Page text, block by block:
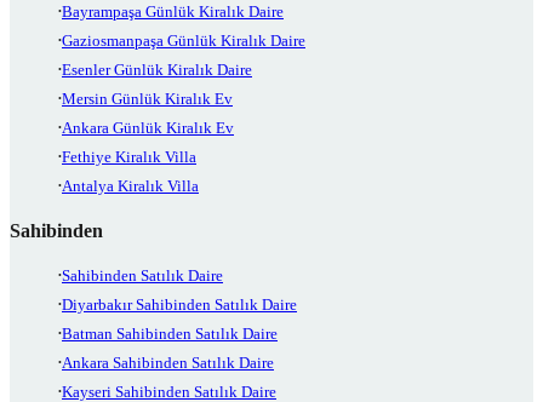
Bayrampaşa Günlük Kiralık Daire
Gaziosmanpaşa Günlük Kiralık Daire
Esenler Günlük Kiralık Daire
Mersin Günlük Kiralık Ev
Ankara Günlük Kiralık Ev
Fethiye Kiralık Villa
Antalya Kiralık Villa
Sahibinden
Sahibinden Satılık Daire
Diyarbakır Sahibinden Satılık Daire
Batman Sahibinden Satılık Daire
Ankara Sahibinden Satılık Daire
Kayseri Sahibinden Satılık Daire